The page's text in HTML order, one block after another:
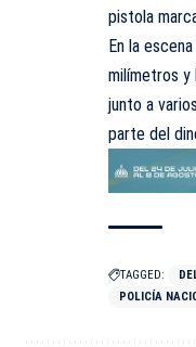
pistola
En la
milímetros y
junto a
parte del
TAGGED:
POLICÍA